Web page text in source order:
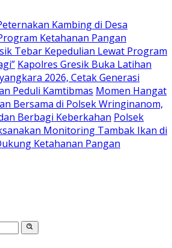
Kambing di Desa
Ketahanan Pangan
Tebar Kepedulian Lewat Program
Kapolres Gresik Buka Latihan
2026, Cetak Generasi
Peduli Kamtibmas Momen Hangat
Bersama di Polsek Wringinanom,
Berbagi Keberkahan Polsek
Monitoring Tambak Ikan di
Ketahanan Pangan